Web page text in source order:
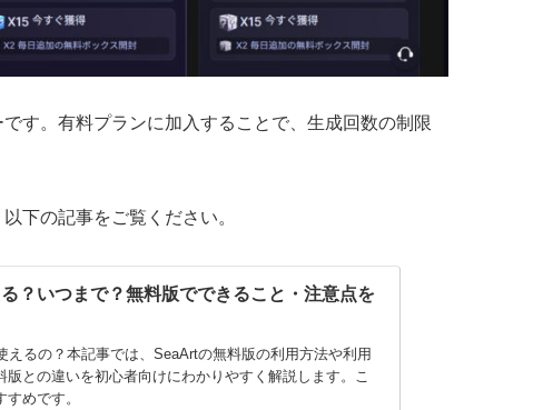
す。有料プランに加入することで、生成回数の制限
下の記事をご覧ください。
？いつまで？無料版でできること・注意点を
るの？本記事では、SeaArtの無料版の利用方法や利用
との違いを初心者向けにわかりやすく解説します。こ
めです。